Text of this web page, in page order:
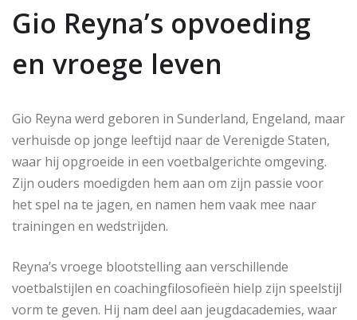
Gio Reyna’s opvoeding
en vroege leven
Gio Reyna werd geboren in Sunderland, Engeland, maar
verhuisde op jonge leeftijd naar de Verenigde Staten,
waar hij opgroeide in een voetbalgerichte omgeving.
Zijn ouders moedigden hem aan om zijn passie voor
het spel na te jagen, en namen hem vaak mee naar
trainingen en wedstrijden.
Reyna’s vroege blootstelling aan verschillende
voetbalstijlen en coachingfilosofieën hielp zijn speelstijl
vorm te geven. Hij nam deel aan jeugdacademies, waar